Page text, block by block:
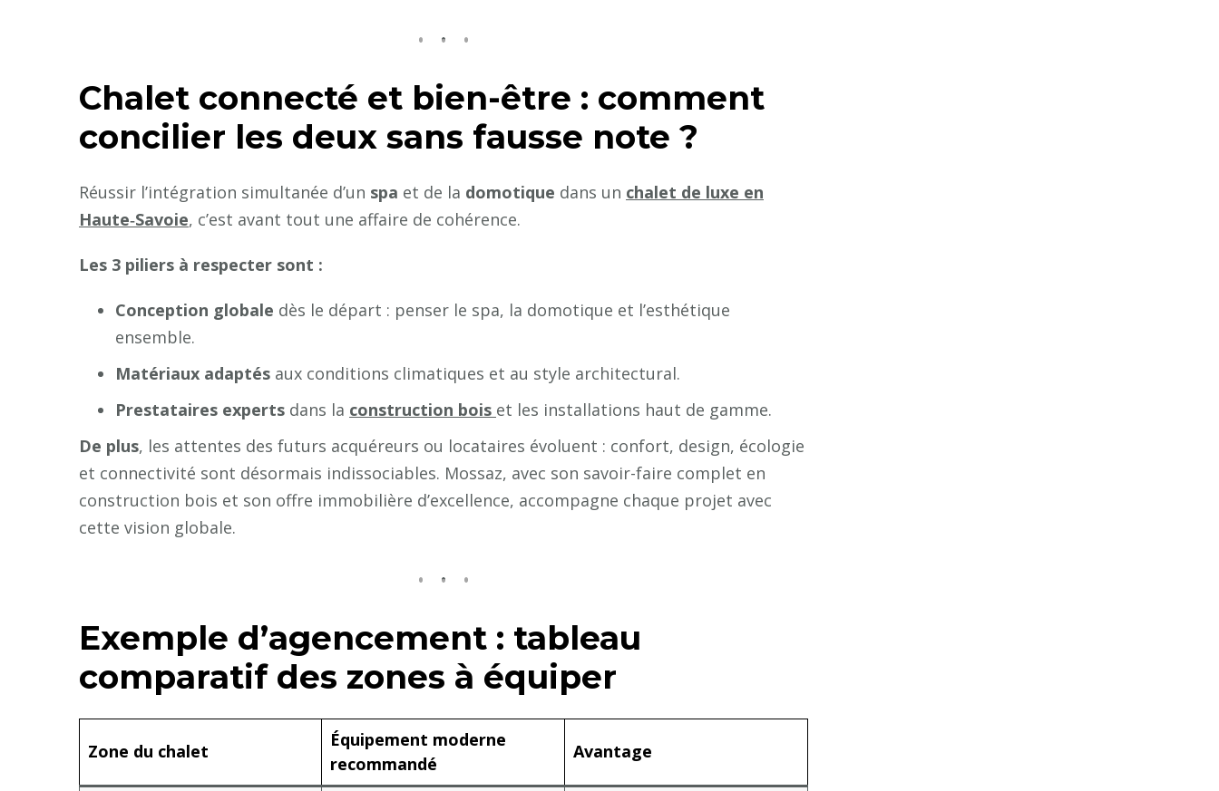
Chalet connecté et bien-être : comment
concilier les deux sans fausse note ?
Réussir l’intégration simultanée d’un spa et de la domotique dans un chalet de luxe en
Haute‑Savoie, c’est avant tout une affaire de cohérence.
Les 3 piliers à respecter sont :
Conception globale dès le départ : penser le spa, la domotique et l’esthétique
ensemble.
Matériaux adaptés aux conditions climatiques et au style architectural.
Prestataires experts dans la construction bois et les installations haut de gamme.
De plus, les attentes des futurs acquéreurs ou locataires évoluent : confort, design, écologie
et connectivité sont désormais indissociables. Mossaz, avec son savoir-faire complet en
construction bois et son offre immobilière d’excellence, accompagne chaque projet avec
cette vision globale.
Exemple d’agencement : tableau
comparatif des zones à équiper
Zone du chalet
Équipement moderne
recommandé
Avantage